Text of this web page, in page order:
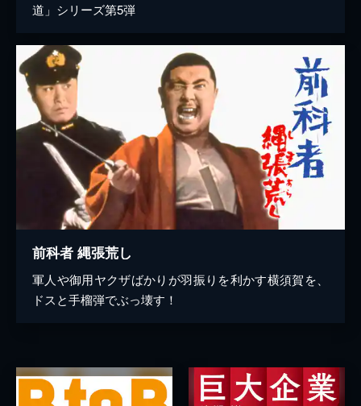
道」シリーズ第5弾
前科者 縄張荒し
軍人や御用ヤクザばかりが羽振りを利かす横須賀を、
ドスと手榴弾でぶっ壊す！